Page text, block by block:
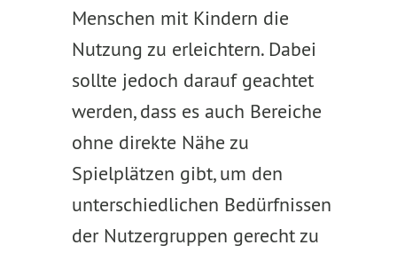
Menschen mit Kindern die
Nutzung zu erleichtern. Dabei
sollte jedoch darauf geachtet
werden, dass es auch Bereiche
ohne direkte Nähe zu
Spielplätzen gibt, um den
unterschiedlichen Bedürfnissen
der Nutzergruppen gerecht zu